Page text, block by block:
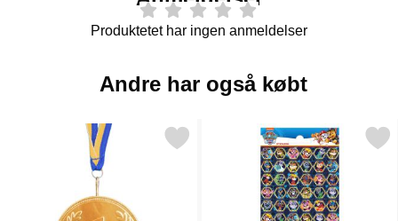
Produktetet har ingen anmeldelser
Andre har også købt
Markér chokolademedalje Sverige som favorit
Markér klistermærker